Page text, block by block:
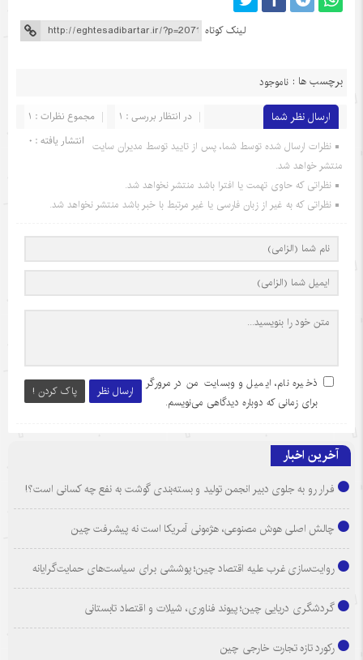
لینک کوتاه
برچسب ها : ناموجود
ارسال نظر شما مجموع نظرات : 1
در انتظار بررسی : 1
انتشار یافته : 0 نظرات ارسال شده توسط شما، پس از تایید توسط مدیران سایت
منتشر خواهد شد.
نظراتی که حاوی تهمت یا افترا باشد منتشر نخواهد شد.
نظراتی که به غیر از زبان فارسی یا غیر مرتبط با خبر باشد منتشر نخواهد شد.
ارسال نظر پاک کردن !
ذخیره نام، ایمیل و وبسایت من در مرورگر
برای زمانی که دوباره دیدگاهی می‌نویسم.
آخرین اخبار
فرار رو به جلوی دبیر انجمن تولید و بسته‌بندی گوشت به نفع چه کسانی است؟!
چالش اصلی هوش مصنوعی، هژمونی آمریکا است نه پیشرفت چین
روایت‌سازی غرب علیه اقتصاد چین؛ پوششی برای سیاست‌های حمایت‌گرایانه
گردشگری دریایی چین؛ پیوند فناوری، شیلات و اقتصاد تابستانی
رکورد تازه تجارت خارجی چین